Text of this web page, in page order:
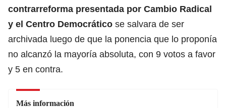
contrarreforma presentada por Cambio Radical
y el Centro Democrático se salvara de ser
archivada luego de que la ponencia que lo proponía
no alcanzó la mayoría absoluta, con 9 votos a favor
y 5 en contra.
Más información